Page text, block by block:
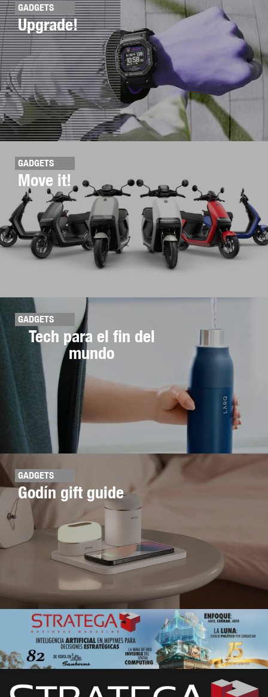
GADGETS
Upgrade!
GADGETS
Move it!
GADGETS
Tech para el fin del
mundo
GADGETS
Godín gift guide